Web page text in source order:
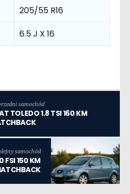
205/55 R16
6.5 J X 16
samochód
TOLEDO 1.8 TSI 160 KM
samochód
FSI 150 KM